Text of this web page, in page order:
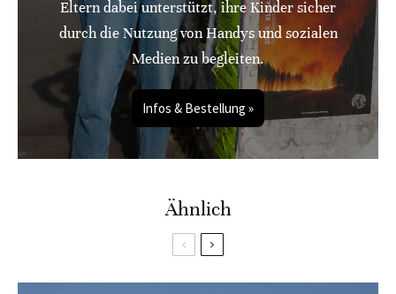
Eltern dabei unterstützt, ihre Kinder sicher
durch die Nutzung von Handys und sozialen
Medien zu begleiten.
Infos & Bestellung »
Ähnlich